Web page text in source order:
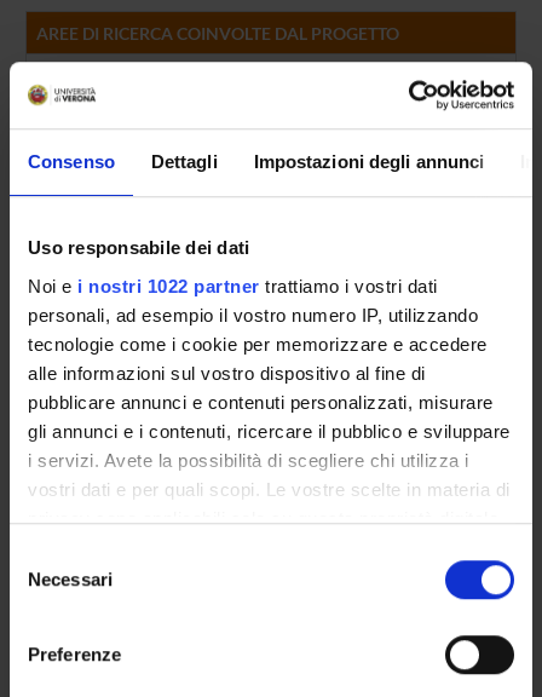
Consenso Dettagli Impostazioni degli annunci
Uso responsabile dei dati
Noi e i nostri 1022 partner trattiamo i vostri dati
personali, ad esempio il vostro numero IP, utilizzando
tecnologie come i cookie per memorizzare e accedere
alle informazioni sul vostro dispositivo al fine di
pubblicare annunci e contenuti personalizzati, misurare
gli annunci e i contenuti, ricercare il pubblico e sviluppare
i servizi. Avete la possibilità di scegliere chi utilizza i
vostri dati e per quali scopi. Le vostre scelte in materia di
privacy sono applicabili solo su questa proprietà digitale
modificare o revocare il proprio consenso in qualsiasi
momento dalla Dichiarazione sui cookie o facendo clic
delNecessari
Preferenze
AREE DI RICERCA COINVOLTE DAL PROGETTO
Economia del benessere e delle scelte collettive
Analysis of Collective Decision-Making
Economia comportamentale e sperimentale
Design of Experiments
ATTIVITÀ
DOTTORATI DI RICERCA
STRUTTURE
BIBLIOTECHE